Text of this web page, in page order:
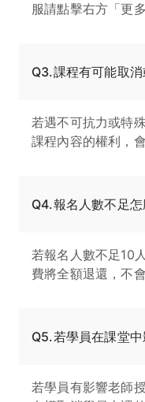
服請點擊右方「更多
Q3.課程有可能取
若遇不可抗力或特
課程內容的權利，
Q4.報名人數不足怎
若報名人數不足10
費將全額退還，不
Q5.若學員在課堂
若學員有影響老師